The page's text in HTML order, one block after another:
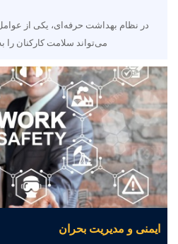
در نظام بهداشت حرفه‌ای، یکی از عوامل
می‌تواند سلامت کارکنان را به
ایمنی و مدیریت بحران